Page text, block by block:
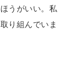
うがいい。私
り組んでいま